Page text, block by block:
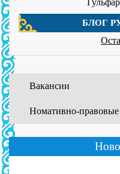
БЛОГ
Вакансии
Номативно-